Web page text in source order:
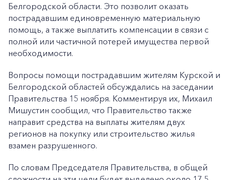
Белгородской области. Это позволит оказать
пострадавшим единовременную материальную
помощь, а также выплатить компенсации в связи с
полной или частичной потерей имущества первой
необходимости.
Вопросы помощи пострадавшим жителям Курской и
Белгородской областей обсуждались на заседании
Правительства 15 ноября. Комментируя их, Михаил
Мишустин сообщил, что Правительство также
направит средства на выплаты жителям двух
регионов на покупку или строительство жилья
взамен разрушенного.
По словам Председателя Правительства, в общей